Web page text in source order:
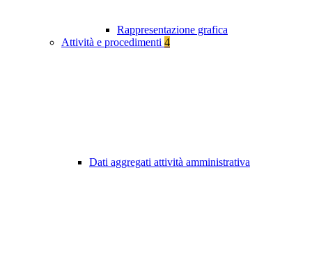
Rappresentazione grafica
Attività e procedimenti 4
Dati aggregati attività amministrativa